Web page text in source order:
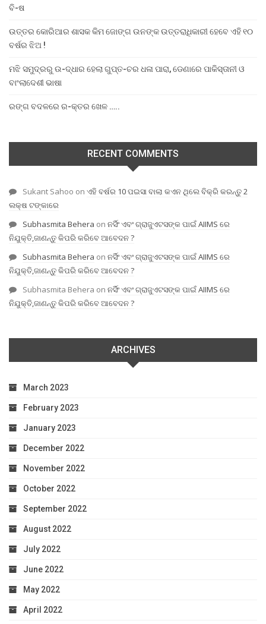
ବି-ଷ
ଉତ୍ତର କୋରିଆର ଶାସକ କିମ ଜୋଙ୍ଗ ଉନଙ୍କ ଉତ୍ତରାଧିକାରୀ ହେବେ ଏହି ୧୦
ବର୍ଷର ଝିଅ !
ମଝି ସମୁଦ୍ରରୁ ଉ-ଦ୍ଧାର ହେଲା ଗୁପ୍ତ-ଚର ଧଳା ପାରା, ଡେଣାରେ ପାକିସ୍ତାନୀ ଓ
ବାଂଲାଦେଶୀ ଭାଷା
ରଙ୍ଗ ବଦଳରେ ର-କ୍ତର ଖେଳ …..
RECENT COMMENTS
Sukant Sahoo on ଏହି ବର୍ଷର 10 ପଇସା ବାଲା କଏନ ଥିଲେ ବିକ୍ରି କରନ୍ତୁ 2
ଲକ୍ଷ ଟଙ୍କାରେ
Subhasmita Behera on ନର୍ସିଂ ଏବଂ ଗ୍ରାଜୁଏଟସଙ୍କ ପାଇଁ AIIMS ରେ
ନିଯୁକ୍ତି,ଜାଣନ୍ତୁ କିପରି କରିବେ ଆବେଦନ ?
Subhasmita Behera on ନର୍ସିଂ ଏବଂ ଗ୍ରାଜୁଏଟସଙ୍କ ପାଇଁ AIIMS ରେ
ନିଯୁକ୍ତି,ଜାଣନ୍ତୁ କିପରି କରିବେ ଆବେଦନ ?
Subhasmita Behera on ନର୍ସିଂ ଏବଂ ଗ୍ରାଜୁଏଟସଙ୍କ ପାଇଁ AIIMS ରେ
ନିଯୁକ୍ତି,ଜାଣନ୍ତୁ କିପରି କରିବେ ଆବେଦନ ?
ARCHIVES
March 2023
February 2023
January 2023
December 2022
November 2022
October 2022
September 2022
August 2022
July 2022
June 2022
May 2022
April 2022